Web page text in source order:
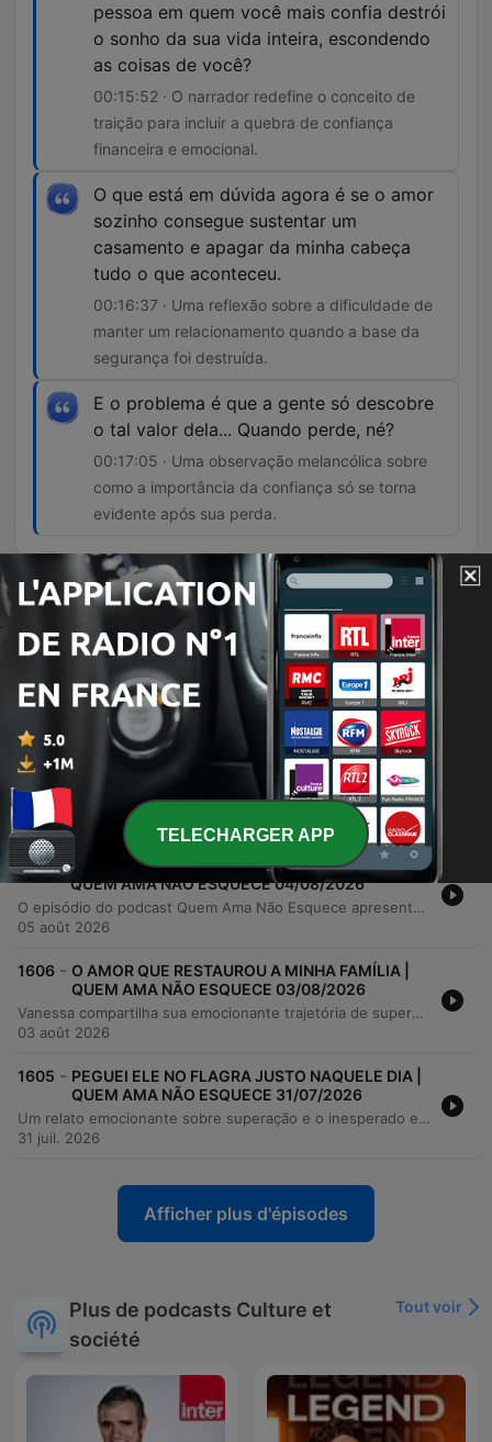
pessoa em quem você mais confia destrói
o sonho da sua vida inteira, escondendo
as coisas de você?
00:15:52 · O narrador redefine o conceito de
traição para incluir a quebra de confiança
financeira e emocional.
O que está em dúvida agora é se o amor
sozinho consegue sustentar um
casamento e apagar da minha cabeça
tudo o que aconteceu.
00:16:37 · Uma reflexão sobre a dificuldade de
manter um relacionamento quando a base da
segurança foi destruída.
E o problema é que a gente só descobre
o tal valor dela... Quando perde, né?
00:17:05 · Uma observação melancólica sobre
como a importância da confiança só se torna
evidente após sua perda.
Épisodes
1609 - O SONHO QUE VIROU UMA MENTIRA | QUEM
AMA NÃO ESQUECE 06/08/2026
Neste episódio do podcast Quem Ama Não Esquece, o narrador Fred compartilha um relato pessoal sobre a fragilidade da confiança em um relacionamento. Após cinco anos de sacrifícios e economia rigorosa para a compra de uma casa própria, o casal enfrenta uma crise devastadora quando Silvia, a parceira de Fred, revela ter perdido todas as economias do casal em um golpe financeiro. A narrativa explora as nuances de uma traição que não envolve outra pessoa, mas sim a quebra da lealdade e do planejamento compartilhado. O relato detalha o impacto emocional de descobrir que o sonho de uma vida foi destruído por segredos e decisões unilaterais, levantando questionamentos sobre se o amor é suficiente para restaurar a segurança em um casamento após uma perda tão profunda.
06 août 2026
1608 - UMA MÃE NUNCA PERDE A ESPERANÇA | QUEM
AMA NÃO ESQUECE 05/08/2026
O episódio narra a emocionante e dolorosa trajetória de Thaís, desde o reencontro com seu marido Reginaldo até as graves complicações de saúde de sua filha Olívia. A história detalha a luta contra diagnósticos difíceis como mielomeningocele e meningite, culminando na notícia devastadora de que a bebê entraria em cuidados paliativos. O relato descreve o período de cuidados paliativos após 17 cirurgias e o falecimento da criança em abril de 2025. A narradora detalha os momentos finais de conexão e o processo de luto e superação que a família enfrenta desde então.
05 août 2026
1607 - MEU FILHO NASCEU NOS MEUS BRAÇOS |
QUEM AMA NÃO ESQUECE 04/08/2026
O episódio do podcast Quem Ama Não Esquece apresenta o relato emocionante de João Pedro sobre a jornada de superação e fé de sua família. Após enfrentar a perda traumática de dois bebês em gestações distintas, o casal vive a inesperada e intensa experiência de um parto de emergência no meio de um congestionamento de estrada. A narrativa detalha os desafios emocionais da espera, o medo do desconhecido e a força necessária para manter a esperança diante das adversidades. É uma história sobre resiliência, paciência e a crença de que os milagres acontecem no tempo certo.
05 août 2026
1606 - O AMOR QUE RESTAUROU A MINHA FAMÍLIA |
QUEM AMA NÃO ESQUECE 03/08/2026
Vanessa compartilha sua emocionante trajetória de superação, desde uma adolescência marcada pela falta de afeto familiar e uma gravidez precoce aos 16 anos, até enfrentar o abandono do pai e um relacionamento instável que a sobrecarregou com responsabilidades sozinha. Após enfrentar grandes dificuldades para criar seu filho Antônio, ela relata como encontrou em Lucas um companheiro íntegro e disposto a construir uma família real. A história destaca o processo de cura emocional e reconciliação familiar, mediado pelo apoio de Lucas, que a incentivou a perdoar o pai antes de seu falecimento. O relato termina com uma reflexão sobre como encontrar a pessoa certa pode transformar a vida, trazendo segurança, crescimento pessoal e a possibilidade de um novo recomeço.
03 août 2026
1605 - PEGUEI ELE NO FLAGRA JUSTO NAQUELE DIA |
QUEM AMA NÃO ESQUECE 31/07/2026
Um relato emocionante sobre superação e o inesperado encontro do amor. A narradora descreve como a descoberta de uma traição pelo noivo, na véspera do casamento, destruiu seus planos de cinco anos e sua estabilidade emocional. Em meio ao caos de um quase atropelamento, surge a figura de um taxista que oferece não apenas auxílio físico, mas o suporte necessário para atravessar o luto de um relacionamento perdido. A história acompanha a transição da dor profunda para o florescimento de uma nova conexão, baseada na paciência e no respeito ao tempo de cura. O episódio explora como o fim de um ciclo traumático abriu caminho para um relacionamento construído sobre a admiração e a segurança emocional.
31 juil. 2026
Afficher plus d'épisodes
Plus de podcasts Culture et
société
Tout voir
TELECHARGER APP